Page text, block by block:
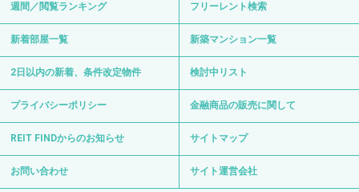
週間／閲覧ランキング フリーレント検索
新着部屋一覧 新築マンション一覧
2日以内の新着、条件改定物件 検討中リスト
プライバシーポリシー 金融商品の販売に関して
REIT FINDからのお知らせ サイトマップ
お問い合わせ サイト運営会社